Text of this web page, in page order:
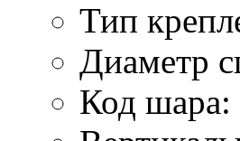
Тип
Диаметр
Код шара: